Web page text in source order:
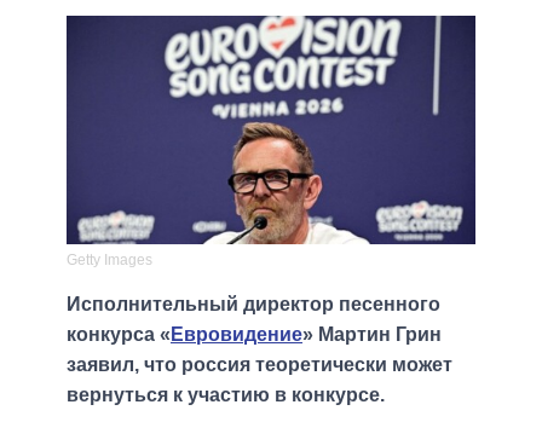
Getty Images
Исполнительный директор песенного
конкурса « Евровидение» Мартин Грин
заявил, что россия теоретически может
вернуться к участию в конкурсе.